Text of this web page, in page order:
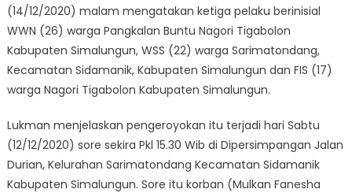
(14/12/2020) malam mengatakan ketiga pelaku berinisial
WWN (26) warga Pangkalan Buntu Nagori Tigabolon
Kabupaten Simalungun, WSS (22) warga Sarimatondang,
Kecamatan Sidamanik, Kabupaten Simalungun dan FIS (17)
warga Nagori Tigabolon Kabupaten Simalungun.
Lukman menjelaskan pengeroyokan itu terjadi hari Sabtu
(12/12/2020) sore sekira Pkl 15.30 Wib di Dipersimpangan Jalan
Durian, Kelurahan Sarimatondang Kecamatan Sidamanik
Kabupaten Simalungun. Sore itu korban (Mulkan Fanesha